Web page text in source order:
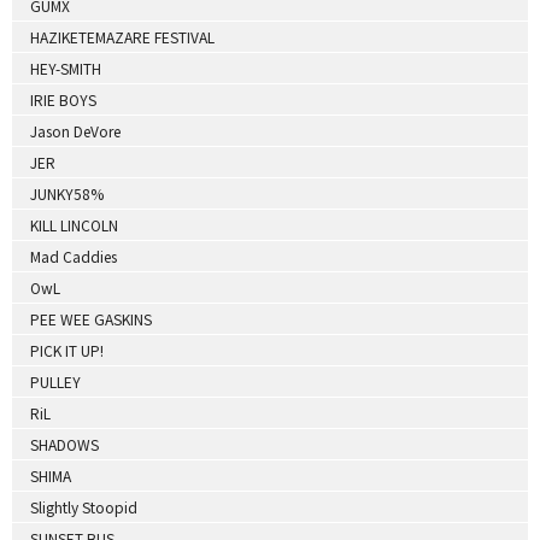
GUMX
HAZIKETEMAZARE FESTIVAL
HEY-SMITH
IRIE BOYS
Jason DeVore
JER
JUNKY58%
KILL LINCOLN
Mad Caddies
OwL
PEE WEE GASKINS
PICK IT UP!
PULLEY
RiL
SHADOWS
SHIMA
Slightly Stoopid